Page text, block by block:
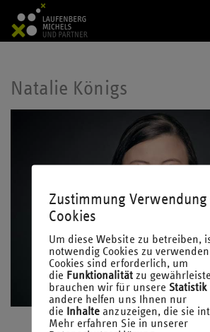
Natalie Königs
Zustimmung Verwendung
Cookies
Um diese Website zu betreiben,
notwendig Cookies zu
Cookies sind erforderlich, um
die Funktionalitätzu
brauchen wir für unsere Statistik
andere helfen uns Ihnen nur
die Inhalte anzuzeigen, die sie
Mehr erfahren Sie in unserer